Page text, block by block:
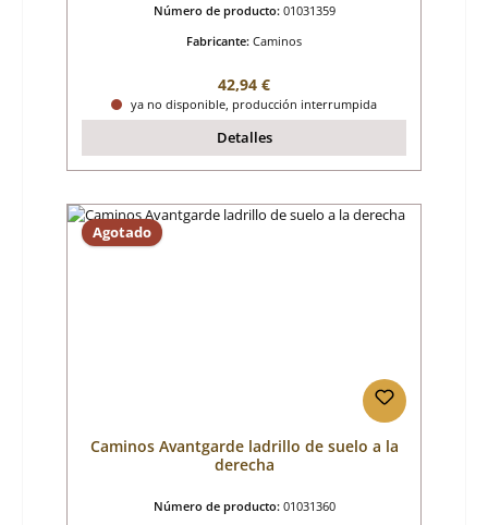
Número de producto: 01031359
Fabricante: Caminos
Precio normal:
42,94 €
ya no disponible, producción interrumpida
Detalles
Agotado
Caminos Avantgarde ladrillo de suelo a la
derecha
Número de producto: 01031360